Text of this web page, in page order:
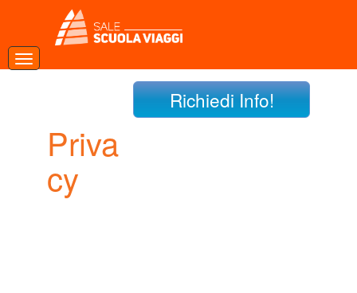
Richiedi Info!
Priva
cy